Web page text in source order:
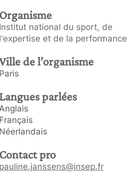
Organisme
Institut national du sport, de
l'expertise et de la performance
de l’organisme
Paris
Langues parlées
Français
Néerlandais
Contact pro
pauline.janssens@insep.fr